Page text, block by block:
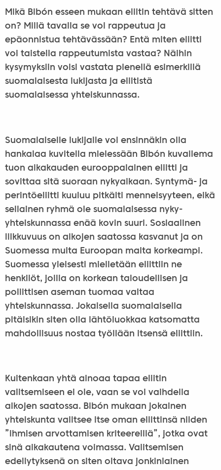
Mikä Bibón esseen mukaan eliitin tehtävä sitten
on? Millä tavalla se voi rappeutua ja
epäonnistua tehtävässään? Entä miten eliitti
voi taistella rappeutumista vastaa? Näihin
kysymyksiin voisi vastata pienellä esimerkillä
suomalaisesta lukijasta ja eliitistä
suomalaisessa yhteiskunnassa.
Suomalaiselle lukijalle voi ensinnäkin olla
hankalaa kuvitella mielessään Bibón kuvailema
tuon aikakauden eurooppalainen eliitti ja
sovittaa sitä suoraan nykyaikaan. Syntymä- ja
perintöeliitti kuuluu pitkälti menneisyyteen, eikä
sellainen ryhmä ole suomalaisessa nyky-
yhteiskunnassa enää kovin suuri. Sosiaalinen
liikkuvuus on aikojen saatossa kasvanut ja on
Suomessa muita Euroopan maita korkeampi.
Suomessa yleisesti mielletään eliittiin ne
henkilöt, joilla on korkean taloudellisen ja
poliittisen aseman tuomaa valtaa
yhteiskunnassa. Jokaisella suomalaisella
pitäisikin siten olla lähtöluokkaa katsomatta
mahdollisuus nostaa työllään itsensä eliittiin.
Kuitenkaan yhtä ainoaa tapaa eliitin
valitsemiseen ei ole, vaan se voi vaihdella
aikojen saatossa. Bibón mukaan jokainen
yhteiskunta valitsee itse oman eliittinsä niiden
”ihmisen arvottamisen kriteereillä”, jotka ovat
sinä aikakautena voimassa. Valitsemisen
edellytyksenä on siten oltava jonkinlainen